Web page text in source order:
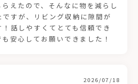
えたので、そんなに物を減らし
すが、リビング収納に隙間が
話しやすくてとても信頼でき
安心してお願いできました！
2026/07/18